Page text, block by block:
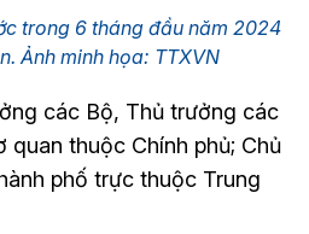
trong 6 tháng đầu năm 2024
Ảnh minh họa: TTXVN
các Bộ, Thủ trưởng các
quan thuộc Chính phủ; Chủ
phố trực thuộc Trung